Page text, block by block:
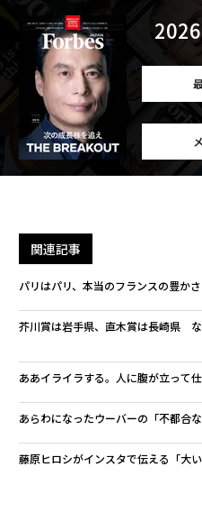
関連記事
パリはパリ、本当のフランスの豊か
芥川賞は岩手県、直木賞は長崎県
ああイライラする。人に腹が立って
あらわになったウーバーの「不都合
藤原ヒロシがインスタで伝える「大